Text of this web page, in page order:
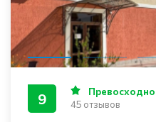
9 Превосходно
45 отзывов